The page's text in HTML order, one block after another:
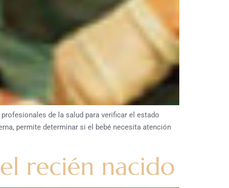
de la salud para verificar el estado
permite determinar si el bebé necesita atención
recién nacido